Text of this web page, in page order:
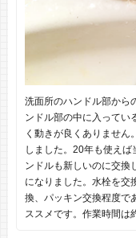
洗面所のハンドル部から
ンドル部の中に入ってい
く動きが良くありません
しました。20年も使え
ンドルも新しいのに交換
になりました。水栓を交
換、パッキン交換程度で
ススメです。作業時間は